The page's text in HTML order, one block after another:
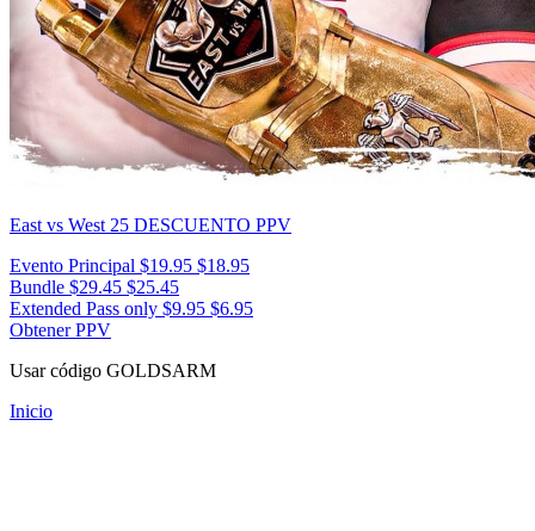
East vs West 25 DESCUENTO PPV
Evento Principal $19.95 $18.95
Bundle $29.45 $25.45
Extended Pass only $9.95 $6.95
Obtener PPV
Usar código GOLDSARM
Inicio